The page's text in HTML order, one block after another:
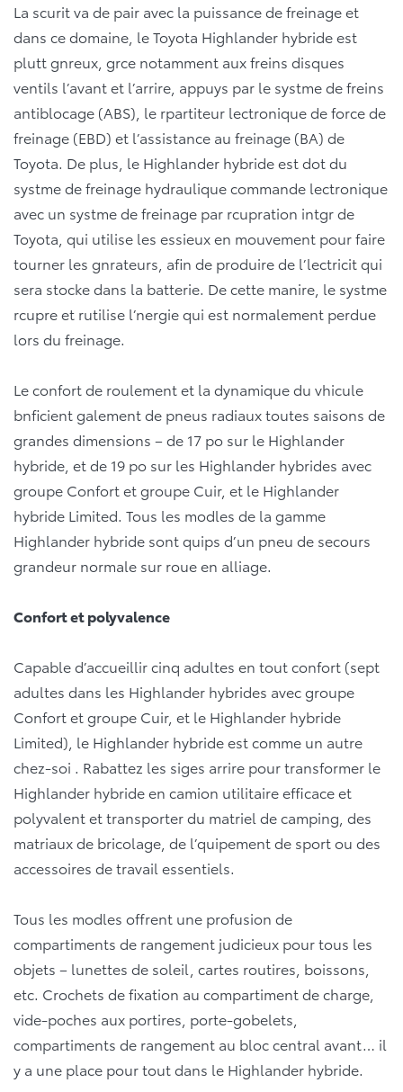
La scurit va de pair avec la puissance de freinage et
dans ce domaine, le Toyota Highlander hybride est
plutt gnreux, grce notamment aux freins disques
ventils l’avant et l’arrire, appuys par le systme de freins
antiblocage (ABS), le rpartiteur lectronique de force de
freinage (EBD) et l’assistance au freinage (BA) de
Toyota. De plus, le Highlander hybride est dot du
systme de freinage hydraulique commande lectronique
avec un systme de freinage par rcupration intgr de
Toyota, qui utilise les essieux en mouvement pour faire
tourner les gnrateurs, afin de produire de l’lectricit qui
sera stocke dans la batterie. De cette manire, le systme
rcupre et rutilise l’nergie qui est normalement perdue
lors du freinage.
Le confort de roulement et la dynamique du vhicule
bnficient galement de pneus radiaux toutes saisons de
grandes dimensions – de 17 po sur le Highlander
hybride, et de 19 po sur les Highlander hybrides avec
groupe Confort et groupe Cuir, et le Highlander
hybride Limited. Tous les modles de la gamme
Highlander hybride sont quips d’un pneu de secours
grandeur normale sur roue en alliage.
Confort et polyvalence
Capable d’accueillir cinq adultes en tout confort (sept
adultes dans les Highlander hybrides avec groupe
Confort et groupe Cuir, et le Highlander hybride
Limited), le Highlander hybride est comme un autre
chez-soi . Rabattez les siges arrire pour transformer le
Highlander hybride en camion utilitaire efficace et
polyvalent et transporter du matriel de camping, des
matriaux de bricolage, de l’quipement de sport ou des
accessoires de travail essentiels.
Tous les modles offrent une profusion de
compartiments de rangement judicieux pour tous les
objets – lunettes de soleil, cartes routires, boissons,
etc. Crochets de fixation au compartiment de charge,
vide-poches aux portires, porte-gobelets,
compartiments de rangement au bloc central avant… il
y a une place pour tout dans le Highlander hybride.